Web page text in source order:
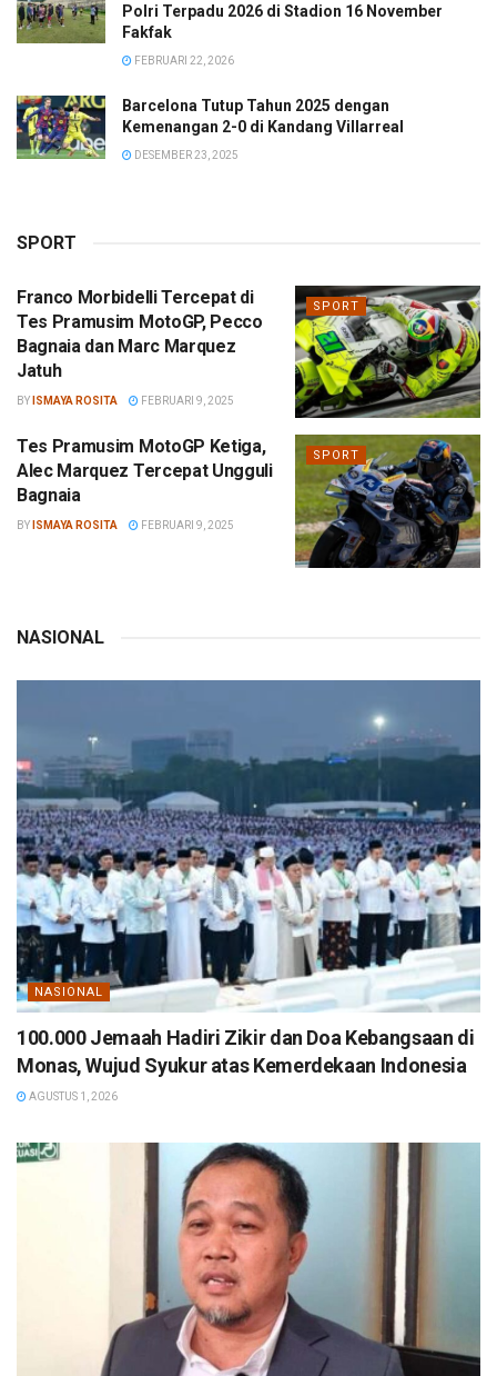
Polri Terpadu 2026 di Stadion 16 November
Fakfak
FEBRUARI 22, 2026
Barcelona Tutup Tahun 2025 dengan
Kemenangan 2-0 di Kandang Villarreal
DESEMBER 23, 2025
SPORT
SPORT
Franco Morbidelli Tercepat di
Tes Pramusim MotoGP, Pecco
Bagnaia dan Marc Marquez
Jatuh
BY ISMAYA ROSITA FEBRUARI 9, 2025
SPORT
Tes Pramusim MotoGP Ketiga,
Alec Marquez Tercepat Ungguli
Bagnaia
BY ISMAYA ROSITA FEBRUARI 9, 2025
NASIONAL
NASIONAL
100.000 Jemaah Hadiri Zikir dan Doa Kebangsaan di
Monas, Wujud Syukur atas Kemerdekaan Indonesia
AGUSTUS 1, 2026